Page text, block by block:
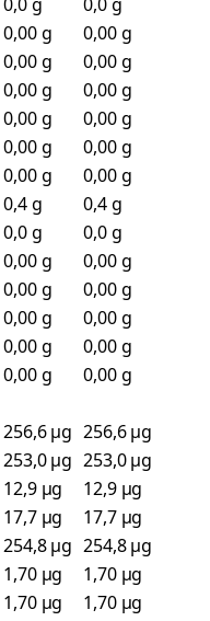
0,00 g
0,00 g
0,00 g
0,00 g
0,00 g
0,00 g
0,00 g
0,00 g
0,00 g
0,00 g
0,00 g
0,00 g
0,4 g
0,4 g
0,0 g
0,0 g
0,00 g
0,00 g
0,00 g
0,00 g
0,00 g
0,00 g
0,00 g
0,00 g
0,00 g
0,00 g
256,6 µg 256,6 µg
253,0 µg 253,0 µg
12,9 µg
12,9 µg
17,7 µg
17,7 µg
254,8 µg 254,8 µg
1,70 µg
1,70 µg
1,70 µg
1,70 µg